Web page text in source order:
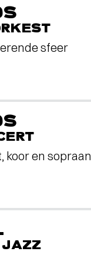
sfeer
koor en sopraan
JAZZ